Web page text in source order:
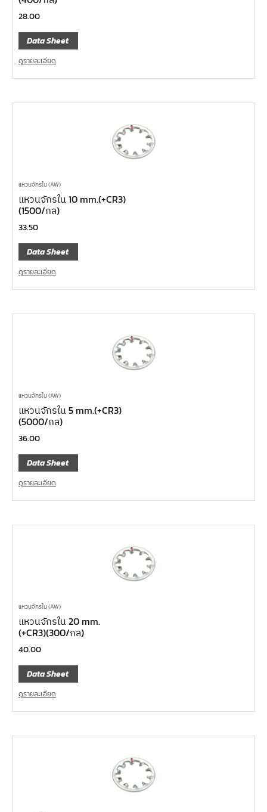
28.00
Data Sheet
ดูรายละเอียด
แหวนจักรใน (AW)
แหวนจักรใน 10 mm.(+CR3)
(1500/กล)
33.50
Data Sheet
ดูรายละเอียด
แหวนจักรใน (AW)
แหวนจักรใน 5 mm.(+CR3)
(5000/กล)
36.00
Data Sheet
ดูรายละเอียด
แหวนจักรใน (AW)
แหวนจักรใน 20 mm.
(+CR3)(300/กล)
40.00
Data Sheet
ดูรายละเอียด